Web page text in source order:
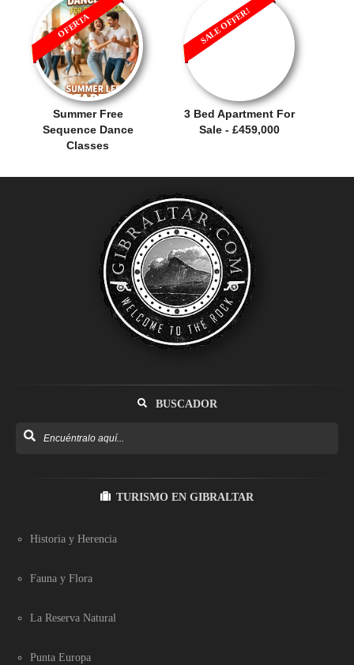
Summer Free
Sequence Dance
Classes
OFERTA
3 Bed Apartment For
Sale - £459,000
SALE OFFER!
BUSCADOR
TURISMO EN GIBRALTAR
Historia y Herencia
Fauna y Flora
La Reserva Natural
Punta Europa